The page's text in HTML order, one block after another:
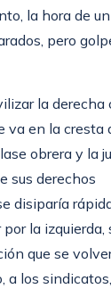
la hora de
pero
la derecha
va en la cresta
obrera y la
sus derechos
disiparía
la izquierda,
que se
a los